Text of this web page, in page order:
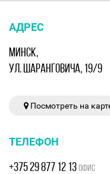
АДРЕС
МИНСК,
УЛ. ШАРАНГОВИЧА, 19/9
Посмотреть на
ТЕЛЕФОН
+375 29 877 12 13ОФИС